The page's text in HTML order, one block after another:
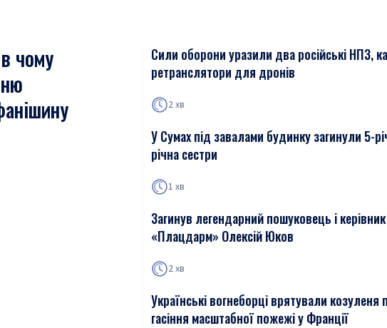
чому
Сили оборони уразили два російські НПЗ,
ретранслятори для дронів
2 хв
У Сумах під завалами будинку загинули 5-
річна сестри
1 хв
Загинув легендарний пошуковець і
«Плацдарм» Олексій Юков
2 хв
Українські вогнеборці врятували козуленя
гасіння масштабної пожежі у Франції